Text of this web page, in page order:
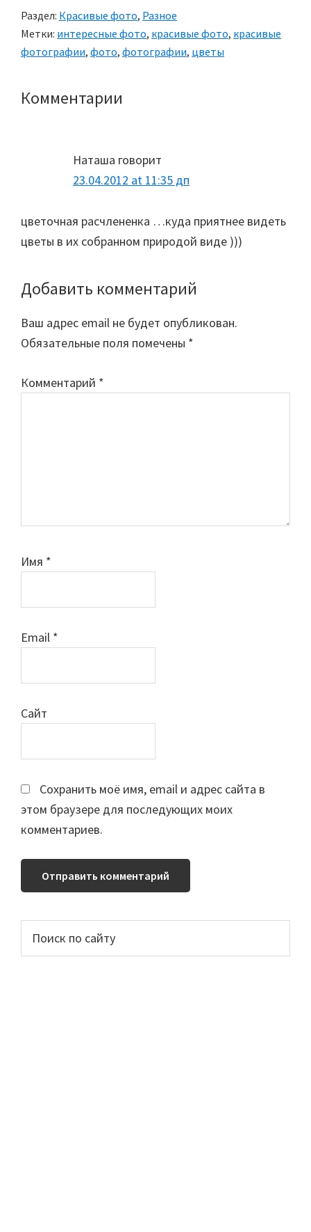
Раздел: Красивые фото, Разное
Метки: интересные фото, красивые фото, красивые
фотографии, фото, фотографии, цветы
Reader
Комментарии
Наташа говорит
23.04.2012 at 11:35 дп
цветочная расчлененка …куда приятнее видеть
цветы в их собранном природой виде )))
Добавить комментарий
Ваш адрес email не будет опубликован.
Обязательные поля помечены *
Комментарий *
Имя *
Email *
Сайт
Сохранить моё имя, email и адрес сайта в
этом браузере для последующих моих
комментариев.
Основной
сайдбар